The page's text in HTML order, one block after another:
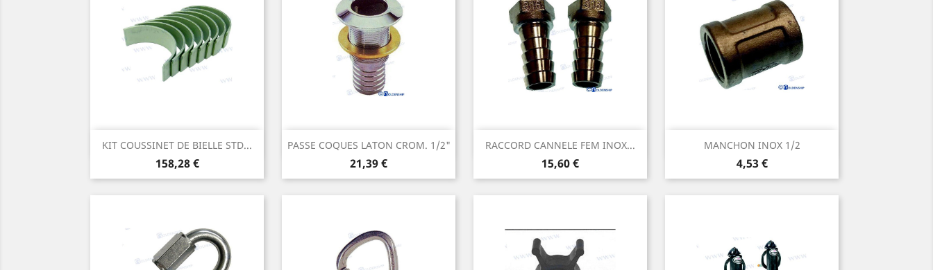
KIT COUSSINET DE BIELLE STD...
Prix
158,28 €
Aperçu rapide PASSE COQUES LATON CROM. 1/2"
Prix
21,39 €
Aperçu rapide RACCORD CANNELE FEM INOX...
Prix
15,60 €
Aperçu rapide MANCHON INOX 1/2
Prix
4,53 €
Aperçu rapide